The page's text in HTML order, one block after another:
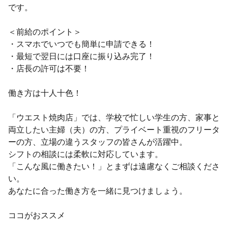
です。
＜前給のポイント＞
・スマホでいつでも簡単に申請できる！
・最短で翌日には口座に振り込み完了！
・店長の許可は不要！
働き方は十人十色！
「ウエスト焼肉店」では、学校で忙しい学生の方、家事と
両立したい主婦（夫）の方、プライベート重視のフリータ
ーの方、立場の違うスタッフの皆さんが活躍中。
シフトの相談には柔軟に対応しています。
「こんな風に働きたい！」とまずは遠慮なくご相談くださ
い。
あなたに合った働き方を一緒に見つけましょう。
ココがおススメ